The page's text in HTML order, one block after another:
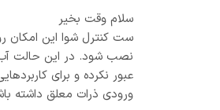
سلام وقت بخیر
ست کنترل شوا این امکان
نصب شود. در این حالت
عبور نکرده و برای
ورودی ذرات معلق داشته